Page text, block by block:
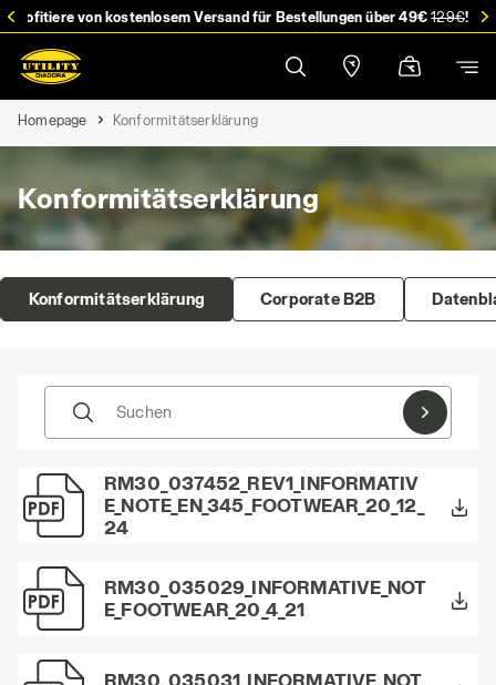
Profitiere von kostenlosem Versand für Bestellungen über 49€129€!
Homepage Konformitätserklärung
Konformitätserklärung
Konformitätserklärung Corporate B2B
Suchen
RM30_037452_REV1_INFORMATIV
E_NOTE_EN_345_FOOTWEAR_20_12_
24
RM30_035029_INFORMATIVE_NOT
E_FOOTWEAR_20_4_21
RM30_035031_INFORMATIVE_NOT